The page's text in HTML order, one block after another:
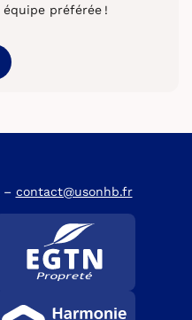
préférée !
– contact@usonhb.fr